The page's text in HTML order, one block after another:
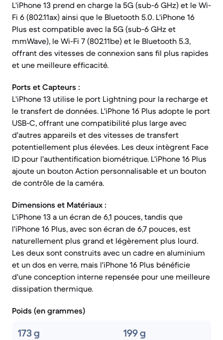
L'iPhone 13 prend en charge la 5G (sub-6 GHz) et le Wi-
Fi 6 (802.11ax) ainsi que le Bluetooth 5.0. L'iPhone 16
Plus est compatible avec la 5G (sub-6 GHz et
mmWave), le Wi-Fi 7 (802.11be) et le Bluetooth 5.3,
offrant des vitesses de connexion sans fil plus rapides
et une meilleure efficacité.
Ports et Capteurs :
L'iPhone 13 utilise le port Lightning pour la recharge et
le transfert de données. L'iPhone 16 Plus adopte le port
USB-C, offrant une compatibilité plus large avec
d'autres appareils et des vitesses de transfert
potentiellement plus élevées. Les deux intègrent Face
ID pour l'authentification biométrique. L'iPhone 16 Plus
ajoute un bouton Action personnalisable et un bouton
de contrôle de la caméra.
Dimensions et Matériaux :
L'iPhone 13 a un écran de 6,1 pouces, tandis que
l'iPhone 16 Plus, avec son écran de 6,7 pouces, est
naturellement plus grand et légèrement plus lourd.
Les deux sont construits avec un cadre en aluminium
et un dos en verre, mais l'iPhone 16 Plus bénéficie
d'une conception interne repensée pour une meilleure
dissipation thermique.
Poids (en grammes)
173 g 199 g